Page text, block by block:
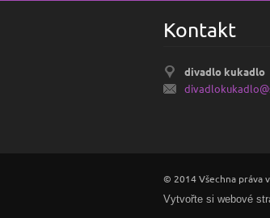
Kontakt
divadlo kukadlo
divadlok
© 2014 Všechna práva
Vytvořte si webové